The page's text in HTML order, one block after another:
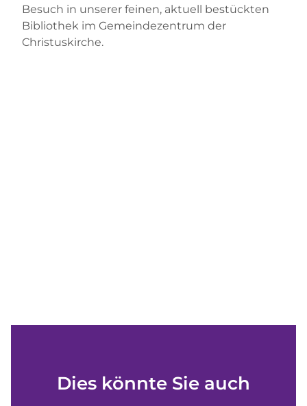
Besuch in unserer feinen, aktuell bestückten
Bibliothek im Gemeindezentrum der
Christuskirche.
Dies könnte Sie auch